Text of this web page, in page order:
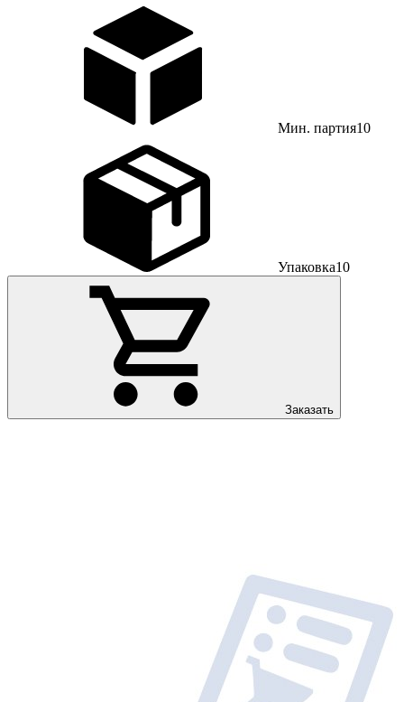
Мин. партия10
Упаковка10
Заказать